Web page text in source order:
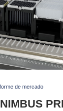
de mercado